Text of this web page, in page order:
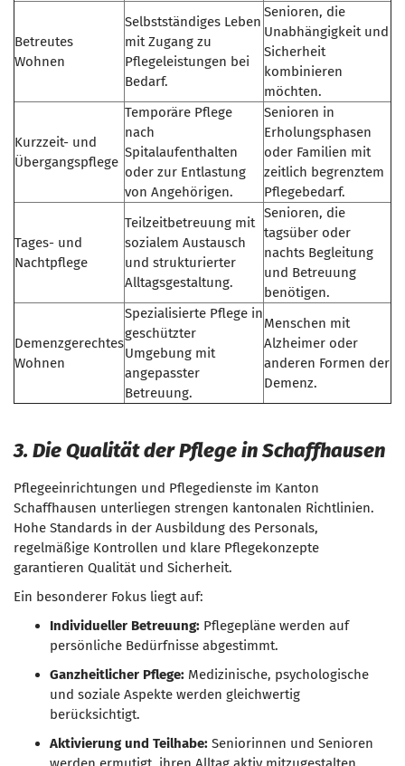
Betreutes
Wohnen
Selbstständiges Leben
mit Zugang zu
Pflegeleistungen bei
Bedarf.
Senioren, die
Unabhängigkeit und
Sicherheit
kombinieren
möchten.
Kurzzeit- und
Übergangspflege
Temporäre Pflege
nach
Spitalaufenthalten
oder zur Entlastung
von Angehörigen.
Senioren in
Erholungsphasen
oder Familien mit
zeitlich begrenztem
Pflegebedarf.
Tages- und
Nachtpflege
Teilzeitbetreuung mit
sozialem Austausch
und strukturierter
Alltagsgestaltung.
Senioren, die
tagsüber oder
nachts Begleitung
und Betreuung
benötigen.
Demenzgerechtes
Wohnen
Spezialisierte Pflege in
geschützter
Umgebung mit
angepasster
Betreuung.
Menschen mit
Alzheimer oder
anderen Formen der
Demenz.
3. Die Qualität der Pflege in Schaffhausen
Pflegeeinrichtungen und Pflegedienste im Kanton
Schaffhausen unterliegen strengen kantonalen Richtlinien.
Hohe Standards in der Ausbildung des Personals,
regelmäßige Kontrollen und klare Pflegekonzepte
garantieren Qualität und Sicherheit.
Ein besonderer Fokus liegt auf:
Individueller Betreuung: Pflegepläne werden auf
persönliche Bedürfnisse abgestimmt.
Ganzheitlicher Pflege: Medizinische, psychologische
und soziale Aspekte werden gleichwertig
berücksichtigt.
Aktivierung und Teilhabe: Seniorinnen und Senioren